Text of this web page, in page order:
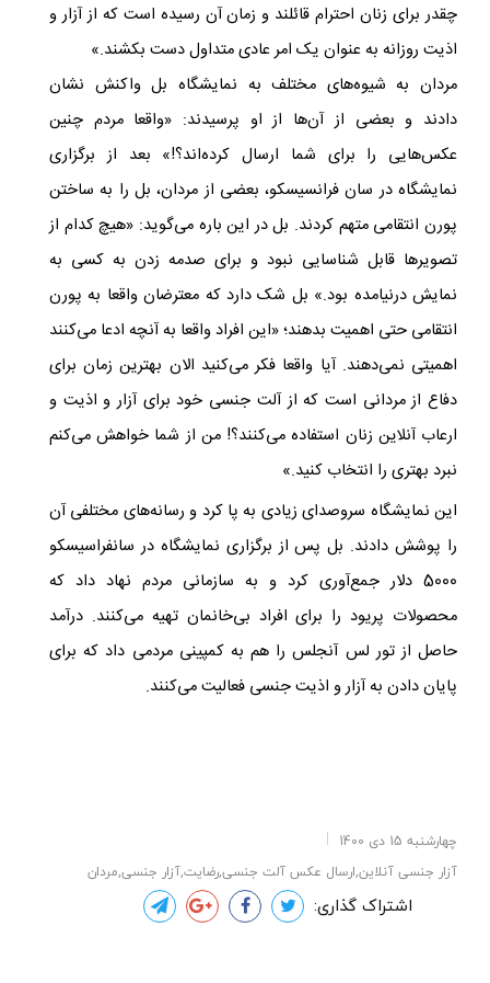
چقدر برای زنان احترام قائلند و زمان آن رسیده است که از آزار و
اذیت روزانه به عنوان یک امر عادی متداول دست بکشند.»
مردان به شیوه‌های مختلف به نمایشگاه بل واکنش نشان
دادند و بعضی از آن‌ها از او پرسیدند: «واقعا مردم چنین
عکس‌هایی را برای شما ارسال کرده‌اند؟!» بعد از برگزاری
نمایشگاه در سان فرانسیسکو، بعضی از مردان، بل را به ساختن
پورن انتقامی متهم کردند. بل در این باره می‌گوید: «هیچ کدام از
تصویرها قابل شناسایی نبود و برای صدمه زدن به کسی به
نمایش درنیامده بود.» بل شک دارد که معترضان واقعا به پورن
انتقامی حتی اهمیت بدهند؛ «این افراد واقعا به آنچه ادعا می‌کنند
اهمیتی نمی‌دهند. آیا واقعا فکر می‌کنید الان بهترین زمان برای
دفاع از مردانی است که از آلت جنسی خود برای آزار و اذیت و
ارعاب آنلاین زنان استفاده می‌کنند؟! من از شما خواهش می‌کنم
نبرد بهتری را انتخاب کنید.»
این نمایشگاه سروصدای زیادی به پا کرد و رسانه‌های مختلفی آن
را پوشش دادند. بل پس از برگزاری نمایشگاه در سانفراسیسکو
5000 دلار جمع‌آوری کرد و به سازمانی مردم نهاد داد که
محصولات پریود را برای افراد بی‌خانمان تهیه می‌کنند. درآمد
حاصل از تور لس آنجلس را هم به کمپینی مردمی داد که برای
پایان دادن به آزار و اذیت جنسی فعالیت می‌کنند.
چهارشنبه 15 دی 1400
آزار جنسی آنلاین,ارسال عکس آلت جنسی,رضایت,آزار جنسی,مردان
اشتراک گذاری: